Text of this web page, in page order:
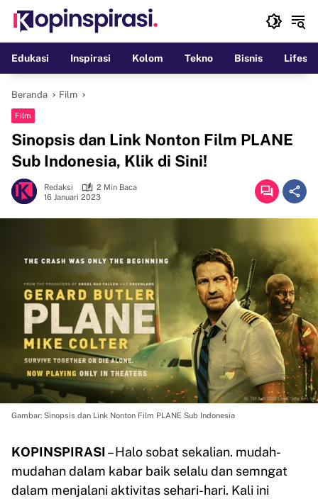
konten
Edukasi
Inspirasi Kolom Tekno Bisnis
Beranda Film
Film
Sinopsis dan Link Nonton Film PLANE
Sub Indonesia, Klik di Sini!
Redaksi
2 Min Baca
16 Januari 2023
Gambar: Sinopsis dan Link Nonton Film PLANE Sub Indonesia
KOPINSPIRASI – Halo sobat sekalian. mudah-
mudahan dalam kabar baik selalu dan semngat
dalam menjalani aktivitas sehari-hari. Kali ini